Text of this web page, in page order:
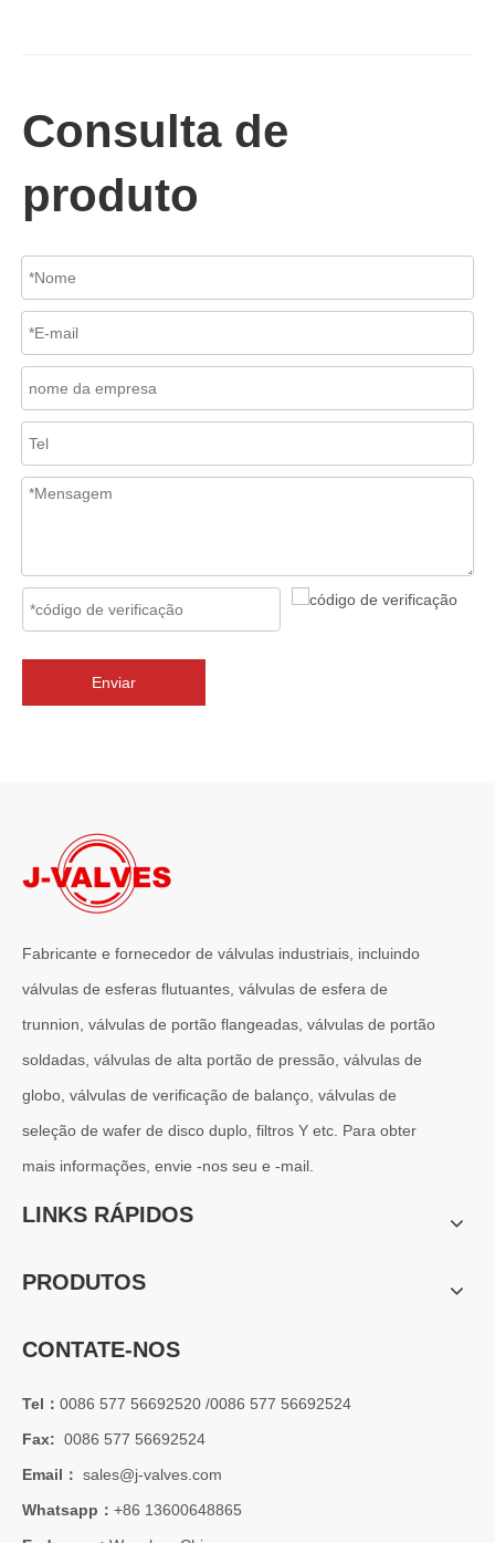
2026-07-02
J-VALVES fornece válvulas borboleta de flange excêntrica tripla
Por que os sistemas marítimos confiam nas válvulas gaveta C95800
Os sistemas de engenharia naval operam em alguns dos
2026-07-01
J-VALVES fabricante de válvula borboleta wafer lug, válvula
Consulta de
produto
Enviar
Fabricante e fornecedor de válvulas industriais, incluindo
válvulas de esferas flutuantes, válvulas de esfera de
trunnion, válvulas de portão flangeadas, válvulas de portão
soldadas, válvulas de alta portão de pressão, válvulas de
globo, válvulas de verificação de balanço, válvulas de
seleção de wafer de disco duplo, filtros Y etc. Para obter
mais informações, envie -nos seu e -mail.
LINKS RÁPIDOS
PRODUTOS
CONTATE-NOS
Tel： 0086 577 56692520 /0086 577 56692524
Fax: 0086 577 56692524
Email： sales@j-valves.com
Whatsapp： +86 13600648865